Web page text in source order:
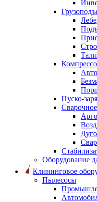
Тали
Пуско-
Оборудование
Клининговое
Пылесосы